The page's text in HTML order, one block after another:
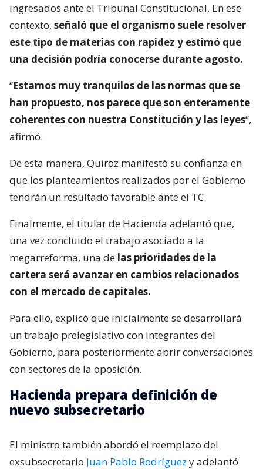
ingresados ante el Tribunal Constitucional. En ese
contexto, señaló que el organismo suele resolver
este tipo de materias con rapidez y estimó que
una decisión podría conocerse durante agosto.
“Estamos muy tranquilos de las normas que se
han propuesto, nos parece que son enteramente
coherentes con nuestra Constitución y las leyes“,
afirmó.
De esta manera, Quiroz manifestó su confianza en
que los planteamientos realizados por el Gobierno
tendrán un resultado favorable ante el TC.
Finalmente, el titular de Hacienda adelantó que,
una vez concluido el trabajo asociado a la
megarreforma, una de las prioridades de la
cartera será avanzar en cambios relacionados
con el mercado de capitales.
Para ello, explicó que inicialmente se desarrollará
un trabajo prelegislativo con integrantes del
Gobierno, para posteriormente abrir conversaciones
con sectores de la oposición.
Hacienda prepara definición de
nuevo subsecretario
El ministro también abordó el reemplazo del
exsubsecretario Juan Pablo Rodríguez y adelantó